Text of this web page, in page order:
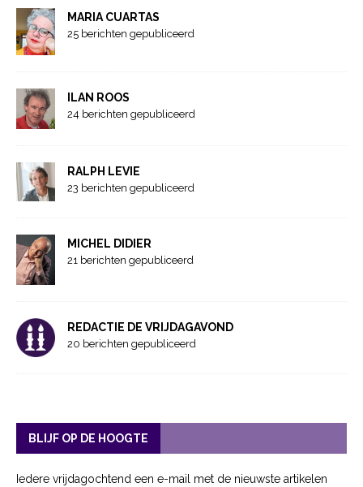
MARIA CUARTAS
25 berichten gepubliceerd
ILAN ROOS
24 berichten gepubliceerd
RALPH LEVIE
23 berichten gepubliceerd
MICHEL DIDIER
21 berichten gepubliceerd
REDACTIE DE VRIJDAGAVOND
20 berichten gepubliceerd
BLIJF OP DE HOOGTE
Iedere vrijdagochtend een e-mail met de nieuwste artikelen